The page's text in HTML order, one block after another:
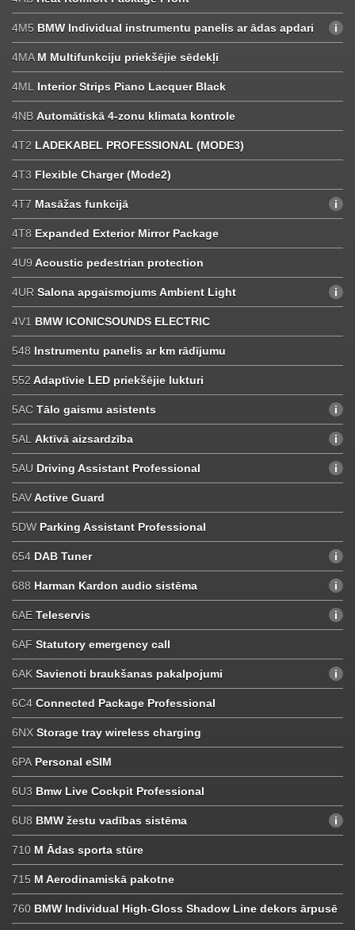
4M5 BMW Individual instrumentu panelis ar ādas apdari
4MA M Multifunkciju priekšējie sēdekļi
4ML Interior Strips Piano Lacquer Black
4NB Automātiskā 4-zonu klimata kontrole
4T2 LADEKABEL PROFESSIONAL (MODE3)
4T3 Flexible Charger (Mode2)
4T7 Masāžas funkcijā
4T8 Expanded Exterior Mirror Package
4U9 Acoustic pedestrian protection
4UR Salona apgaismojums Ambient Light
4V1 BMW ICONICSOUNDS ELECTRIC
548 Instrumentu panelis ar km rādījumu
552 Adaptīvie LED priekšējie lukturi
5AC Tālo gaismu asistents
5AL Aktīvā aizsardzība
5AU Driving Assistant Professional
5AVActive Guard
5DW Parking Assistant Professional
654 DAB Tuner
688 Harman Kardon audio sistēma
6AE Teleservis
6AF Statutory emergency call
6AK Savienoti braukšanas pakalpojumi
6C4 Connected Package Professional
6NX Storage tray wireless charging
6PA Personal eSIM
6U3 Bmw Live Cockpit Professional
6U8 BMW žestu vadības sistēma
710 M Ādas sporta stūre
715 M Aerodinamiskā pakotne
760 BMW Individual High-Gloss Shadow Line dekors ārpusē